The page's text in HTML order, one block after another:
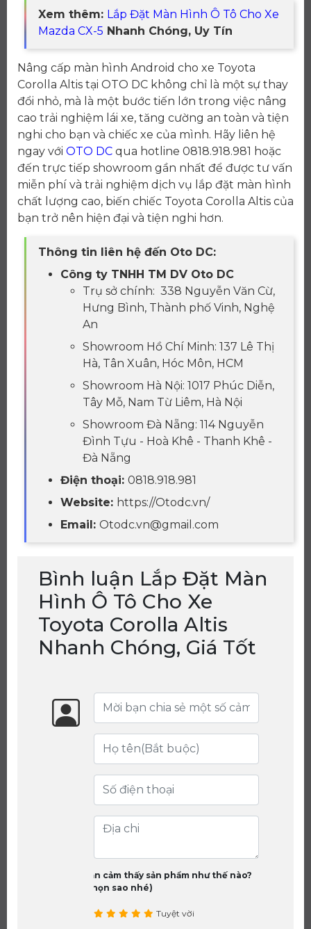
Xem thêm: Lắp Đặt Màn Hình Ô Tô Cho Xe
Mazda CX-5 Nhanh Chóng, Uy Tín
Nâng cấp màn hình Android cho xe Toyota
Corolla Altis tại OTO DC không chỉ là một sự thay
đổi nhỏ, mà là một bước tiến lớn trong việc nâng
cao trải nghiệm lái xe, tăng cường an toàn và tiện
nghi cho bạn và chiếc xe của mình. Hãy liên hệ
ngay với OTO DC qua hotline 0818.918.981 hoặc
đến trực tiếp showroom gần nhất để được tư vấn
miễn phí và trải nghiệm dịch vụ lắp đặt màn hình
chất lượng cao, biến chiếc Toyota Corolla Altis của
bạn trở nên hiện đại và tiện nghi hơn.
Thông tin liên hệ đến Oto DC:
Công ty TNHH TM DV Oto DC
Trụ sở chính: 338 Nguyễn Văn Cừ,
Hưng Bình, Thành phố Vinh, Nghệ
An
Showroom Hồ Chí Minh: 137 Lê Thị
Hà, Tân Xuân, Hóc Môn, HCM
Showroom Hà Nội: 1017 Phúc Diễn,
Tây Mỗ, Nam Từ Liêm, Hà Nội
Showroom Đà Nẵng: 114 Nguyễn
Đình Tựu - Hoà Khê - Thanh Khê -
Đà Nẵng
Điện thoại: 0818.918.981
Website: https://Otodc.vn/
Email: Otodc.vn@gmail.com
Bình luận Lắp Đặt Màn
Hình Ô Tô Cho Xe
Toyota Corolla Altis
Nhanh Chóng, Giá Tốt
Bạn cảm thấy sản phẩm như thế nào?
(chọn sao nhé)
Tuyệt vời